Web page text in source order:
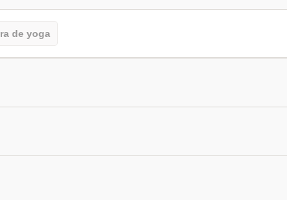
de yoga